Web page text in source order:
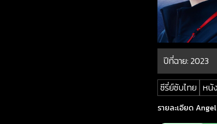
ปีที่ฉาย:2023
ซีรี่ย์ซับไทย หนั
รายละเอียด